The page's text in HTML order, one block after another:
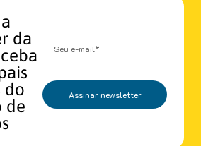
da
do
de
Assinar newsletter